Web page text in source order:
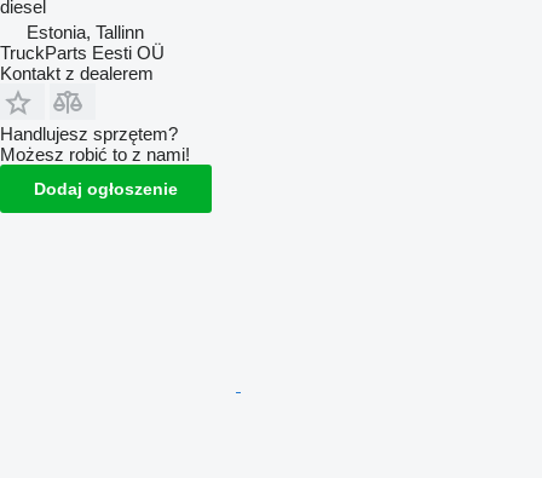
diesel
Estonia, Tallinn
TruckParts Eesti OÜ
Kontakt z dealerem
Handlujesz sprzętem?
Możesz robić to z nami!
Dodaj ogłoszenie